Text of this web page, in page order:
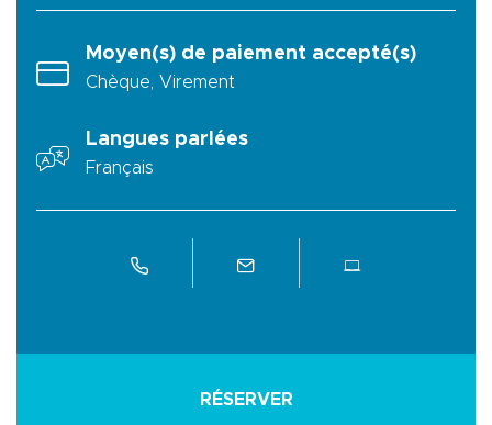
Moyen(s) de paiement accepté(s)
Chèque, Virement
Langues parlées
Français
RÉSERVER